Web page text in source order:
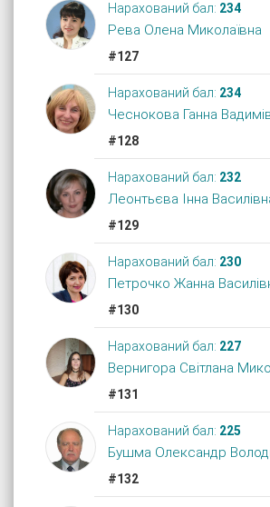
Нарахований бал: 234
Рева Олена Миколаївна
#127
Нарахований бал: 234
Чеснокова Ганна
#128
Нарахований бал: 232
Леонтьєва Інна
#129
Нарахований бал: 230
Петрочко Жанна
#130
Нарахований бал: 227
Вернигора Світлана
#131
Нарахований бал: 225
Бушма Олександр
#132